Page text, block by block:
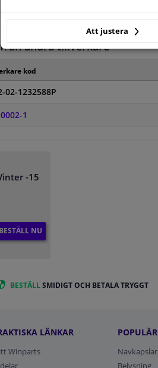
andra tillverkare
kod
02-1232588P
1
-15
BESTÄLL NU
BESTÄLLSMIDIGT OCH BETALA TRYGGT
LÄNKAR
Winparts
POPULÄR
Navkapslar
Att justera